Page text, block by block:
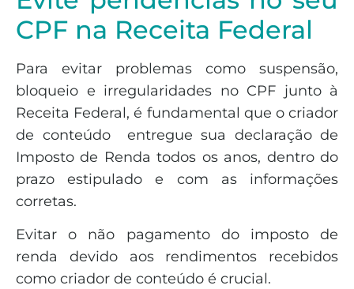
CPF na Receita Federal
Para evitar problemas como suspensão,
bloqueio e irregularidades no CPF junto à
Receita Federal, é fundamental que o criador
de conteúdo entregue sua declaração de
Imposto de Renda todos os anos, dentro do
prazo estipulado e com as informações
corretas.
Evitar o não pagamento do imposto de
renda devido aos rendimentos recebidos
como criador de conteúdo é crucial.